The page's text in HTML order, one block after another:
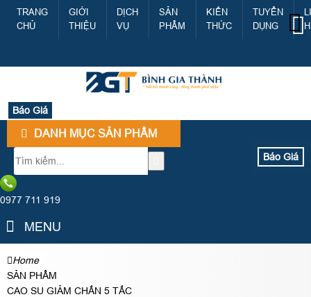
TRANG
CHỦ
GIỚI
THIỆU
DỊCH
VỤ
SẢN
PHẨM
KIẾN
THỨC
TUYỂN
DỤNG
Báo Giá
DANH MỤC SẢN PHẨM
Báo Giá
0977 711 919
MENU
Home
SẢN PHẨM
CAO SU GIẢM CHẤN 5 TẤC